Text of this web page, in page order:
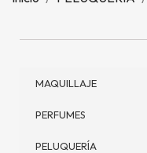
MAQUILLAJE
PERFUMES
PELUQUERÍA